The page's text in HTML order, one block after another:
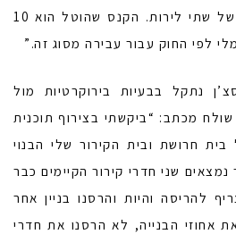
שעות ביום, בשכר שבועי של שתי לירות. הקנס שהוטל הוא 10
לפי החוק עבור עבירה מסוג זה.”
צבי פסצ’ן נתקל בבעיות בירוקרטיות מול
שולח מכתב: “ביקשתי בצירוף תוכנית
בית חרושת ובית הקירור שלי הבנוי
שני חדרי קירור הקיימים כבר
להריסה והיות והרסנו בניין אחר
אחוזי הבנייה, לא הרסנו את חדרי